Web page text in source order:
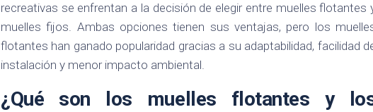
recreativas se enfrentan a la decisión de elegir entre muelles flotantes
muelles fijos. Ambas opciones tienen sus ventajas, pero los
flotantes han ganado popularidad gracias a su adaptabilidad, facilidad
instalación y menor impacto ambiental.
¿Qué son los muelles flotantes y